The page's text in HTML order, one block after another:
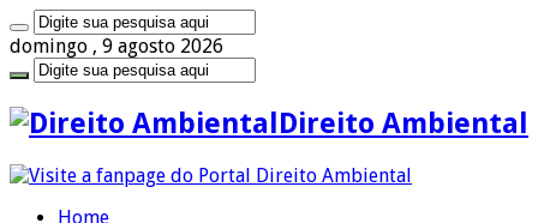
domingo , 9 agosto 2026
Direito Ambiental
Home